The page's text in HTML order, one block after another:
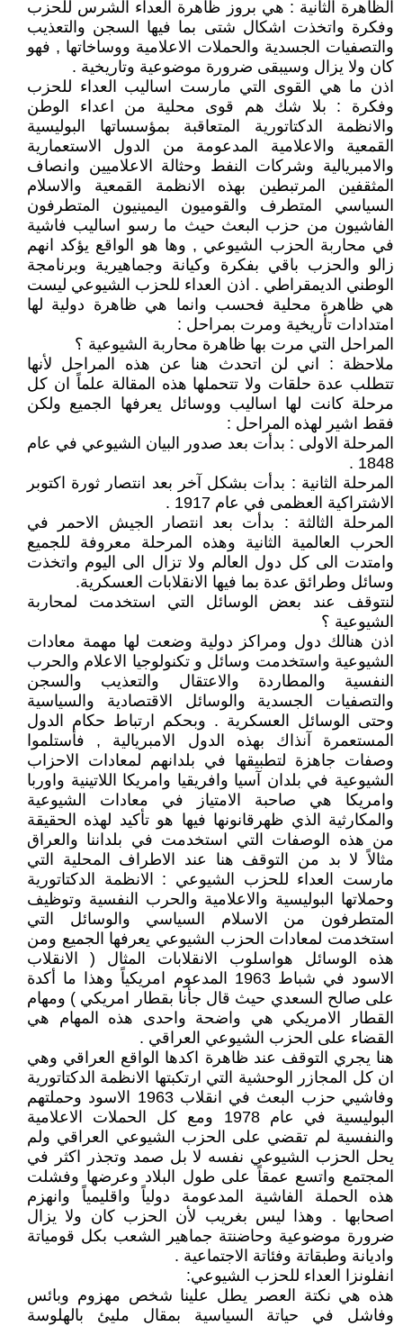
الظاهرة الثانية : هي بروز ظاهرة العداء الشرس للحزب
وفكرة واتخذت اشكال شتى بما فيها السجن والتعذيب
والتصفيات الجسدية والحملات الاعلامية ووساخاتها , فهو
كان ولا يزال وسيبقى ضرورة موضوعية وتاريخية .
اذن ما هي القوى التي مارست اساليب العداء للحزب
وفكرة : بلا شك هم قوى محلية من اعداء الوطن
والانظمة الدكتاتورية المتعاقبة بمؤسساتها البوليسية
القمعية والاعلامية المدعومة من الدول الاستعمارية
والامبريالية وشركات النفط وحثالة الاعلاميين وانصاف
المثقفين المرتبطين بهذه الانظمة القمعية والاسلام
السياسي المتطرف والقوميون اليمينيون المتطرفون
الفاشيون من حزب البعث حيث ما رسو اساليب فاشية
في محاربة الحزب الشيوعي , وها هو الواقع يؤكد انهم
زالو والحزب باقي بفكرة وكيانة وجماهيرية وبرنامجة
الوطني الديمقراطي . اذن العداء للحزب الشيوعي ليست
هي ظاهرة محلية فحسب وانما هي ظاهرة دولية لها
امتدادات تأريخية ومرت بمراحل :
المراحل التي مرت بها ظاهرة محاربة الشيوعية ؟
ملاحظة : اني لن اتحدث هنا عن هذه المراحل لأنها
تتطلب عدة حلقات ولا تتحملها هذه المقالة علماً ان كل
مرحلة كانت لها اساليب ووسائل يعرفها الجميع ولكن
فقط اشير لهذه المراحل :
المرحلة الاولى : بدأت بعد صدور البيان الشيوعي في عام
1848 .
المرحلة الثانية : بدأت بشكل آخر بعد انتصار ثورة اكتوبر
الاشتراكية العظمى في عام 1917 .
المرحلة الثالثة : بدأت بعد انتصار الجيش الاحمر في
الحرب العالمية الثانية وهذه المرحلة معروفة للجميع
وامتدت الى كل دول العالم ولا تزال الى اليوم واتخذت
وسائل وطرائق عدة بما فيها الانقلابات العسكرية.
لنتوقف عند بعض الوسائل التي استخدمت لمحاربة
الشيوعية ؟
اذن هنالك دول ومراكز دولية وضعت لها مهمة معادات
الشيوعية واستخدمت وسائل و تكنولوجيا الاعلام والحرب
النفسية والمطاردة والاعتقال والتعذيب والسجن
والتصفيات الجسدية والوسائل الاقتصادية والسياسية
وحتى الوسائل العسكرية . وبحكم ارتباط حكام الدول
المستعمرة آنذاك بهذه الدول الامبريالية , فأستلموا
وصفات جاهزة لتطبيقها في بلدانهم لمعادات الاحزاب
الشيوعية في بلدان آسيا وافريقيا وامريكا اللاتينية واوربا
وامريكا هي صاحبة الامتياز في معادات الشيوعية
والمكارثية الذي ظهرقانونها فيها هو تأكيد لهذه الحقيقة
من هذه الوصفات التي استخدمت في بلداننا والعراق
مثالاً لا بد من التوقف هنا عند الاطراف المحلية التي
مارست العداء للحزب الشيوعي : الانظمة الدكتاتورية
وحملاتها البوليسية والاعلامية والحرب النفسية وتوظيف
المتطرفون من الاسلام السياسي والوسائل التي
استخدمت لمعادات الحزب الشيوعي يعرفها الجميع ومن
هذه الوسائل هواسلوب الانقلابات المثال ( الانقلاب
الاسود في شباط 1963 المدعوم امريكياً وهذا ما أكدة
على صالح السعدي حيث قال جأنا بقطار امريكي ) ومهام
القطار الامريكي هي واضحة واحدى هذه المهام هي
القضاء على الحزب الشيوعي العراقي .
هنا يجري التوقف عند ظاهرة اكدها الواقع العراقي وهي
ان كل المجازر الوحشية التي ارتكبتها الانظمة الدكتاتورية
وفاشيي حزب البعث في انقلاب 1963 الاسود وحملتهم
البوليسية في عام 1978 ومع كل الحملات الاعلامية
والنفسية لم تقضي على الحزب الشيوعي العراقي ولم
يحل الحزب الشيوعي نفسه لا بل صمد وتجذر اكثر في
المجتمع واتسع عمقاً على طول البلاد وعرضها وفشلت
هذه الحملة الفاشية المدعومة دولياً واقليمياً وانهزم
اصحابها . وهذا ليس بغريب لأن الحزب كان ولا يزال
ضرورة موضوعية وحاضنتة جماهير الشعب بكل قومياتة
واديانة وطبقاتة وفئاتة الاجتماعية .
انفلونزا العداء للحزب الشيوعي:
هذه هي نكتة العصر يطل علينا شخص مهزوم وبائس
وفاشل في حياتة السياسية بمقال مليئ بالهلوسة